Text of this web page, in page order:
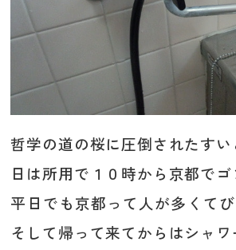
哲学の道の桜に圧倒されたす
日は所用で１０時から京都で
平日でも京都って人が多くて
そして帰って来てからはシャ